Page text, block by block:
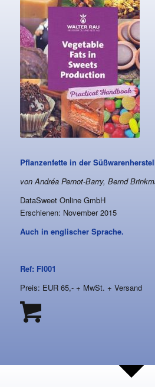
Pflanzenfette in der
von Andréa Pernot-Barry, Bernd
DataSweet Online GmbH
Erschienen: November 2015
Auch in englischer Sprache.
Ref: FI001
Preis: EUR 65,- + MwSt. + Versand